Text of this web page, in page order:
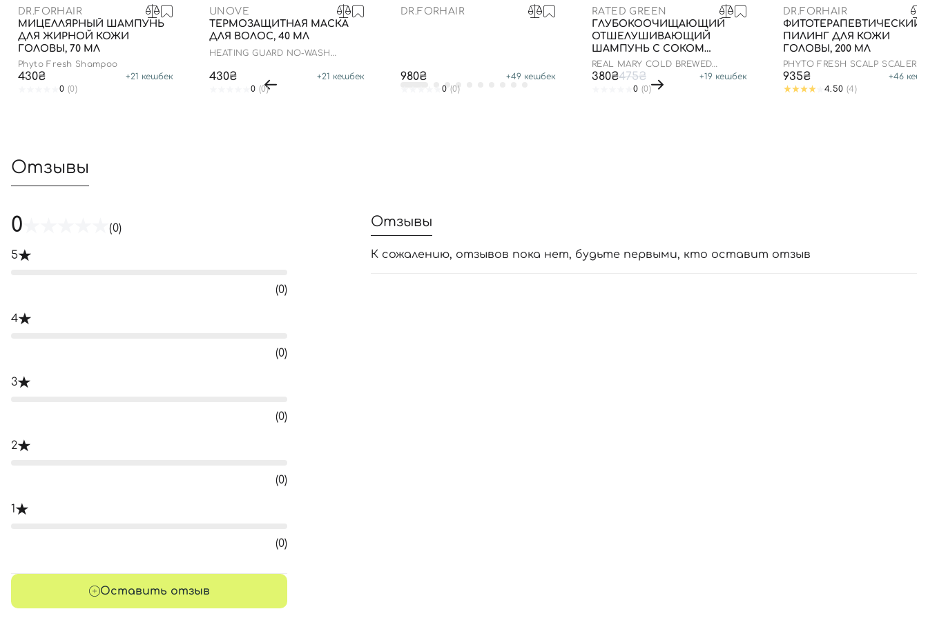
DR.FORHAIR
МИЦЕЛЛЯРНЫЙ ШАМПУНЬ
ДЛЯ ЖИРНОЙ КОЖИ
ГОЛОВЫ, 70 МЛ
Phyto Fresh Shampoo
430₴ +21 кешбек
0 (0)
UNOVE
ТЕРМОЗАЩИТНАЯ МАСКА
ДЛЯ ВОЛОС, 40 МЛ
HEATING GUARD NO-WASH
430₴ +21 кешбек
0 (0)
DR.FORHAIR
980₴ +49 кешбек
0 (0)
RATED GREEN
ГЛУБОКООЧИЩАЮЩИЙ
ОТШЕЛУШИВАЮЩИЙ
ШАМПУНЬ С СОКОМ
РОЗМАРИНА, 100 МЛ
REAL MARY COLD BREWED
ROSEMARY EXFOLIATING SCALP
SHAMPOO
380₴475₴ +19 кешбек
0 (0)
DR.FORHAIR
ФИТОТЕРАПЕВТИЧЕСКИЙ
ПИЛИНГ ДЛЯ КОЖИ
ГОЛОВЫ, 200 МЛ
PHYTO FRESH SCALP SCALER
935₴ +46
4.50 (4)
Отзывы
0 (0)
5
(0)
4
(0)
3
(0)
2
(0)
1
(0)
Оставить отзыв
Отзывы
К сожалению, отзывов пока нет, будьте первыми, кто оставит отзыв